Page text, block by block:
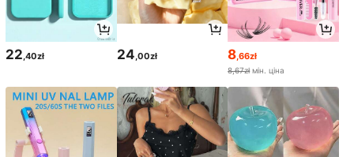
22,40zł 24,00zł 8,66zł
8,67zł мін. ціна